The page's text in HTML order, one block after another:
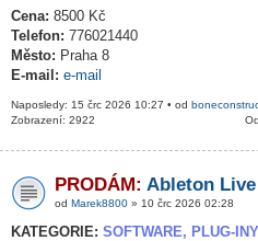
Cena: 8500 Kč
Telefon: 776021440
Město: Praha 8
E-mail: e-mail
Naposledy: 15 črc 2026 10:27 • od
Zobrazení: 2922
PRODÁM: Ableton
od Marek8800 » 10 črc 2026 02:28
KATEGORIE: SOFTWARE, PLUG-INY